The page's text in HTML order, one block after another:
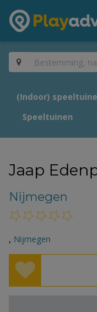
(Indoor)
Speeltuinen
Jaap
Nijmegen
, Nijmegen